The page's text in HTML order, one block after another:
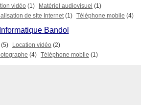
vidéo (1) Matériel audiovisuel (1)
de site Internet (1) Téléphone mobile (4)
Bandol
(5) Location vidéo (2)
(4) Téléphone mobile (1)